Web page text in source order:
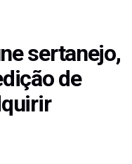
sertanejo,
de